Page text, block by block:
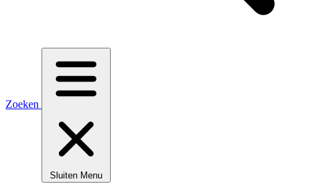
Zoeken
Sluiten Menu